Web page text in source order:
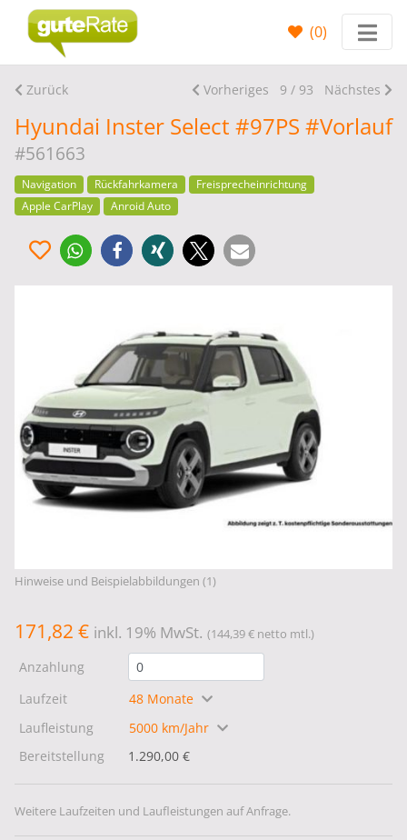
(0)
Zurück Vorheriges 9 / 93 Nächstes
Hyundai Inster Select #97PS #Vorlauf
#561663
Navigation Rückfahrkamera
Freisprecheinrichtung
Apple CarPlay
Anroid Auto
Hinweise und Beispielabbildungen (1)
171,82 € inkl. 19% MwSt. (144,39 € netto mtl.)
Anzahlung
Laufzeit
48 Monate
Laufleistung
5000 km/Jahr
Bereitstellung
1.290,00 €
Weitere Laufzeiten und Laufleistungen auf Anfrage.